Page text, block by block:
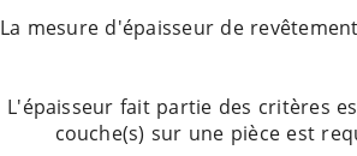
La mesure d'épaisseur de
L'épaisseur fait partie des critères
couche(s) sur une pièce est